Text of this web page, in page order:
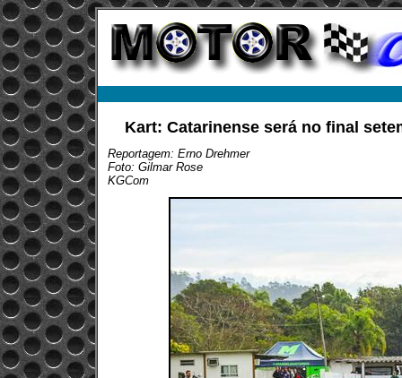
Kart: Catarinense será no final
Reportagem: Erno Drehmer
Foto: Gilmar Rose
KGCom